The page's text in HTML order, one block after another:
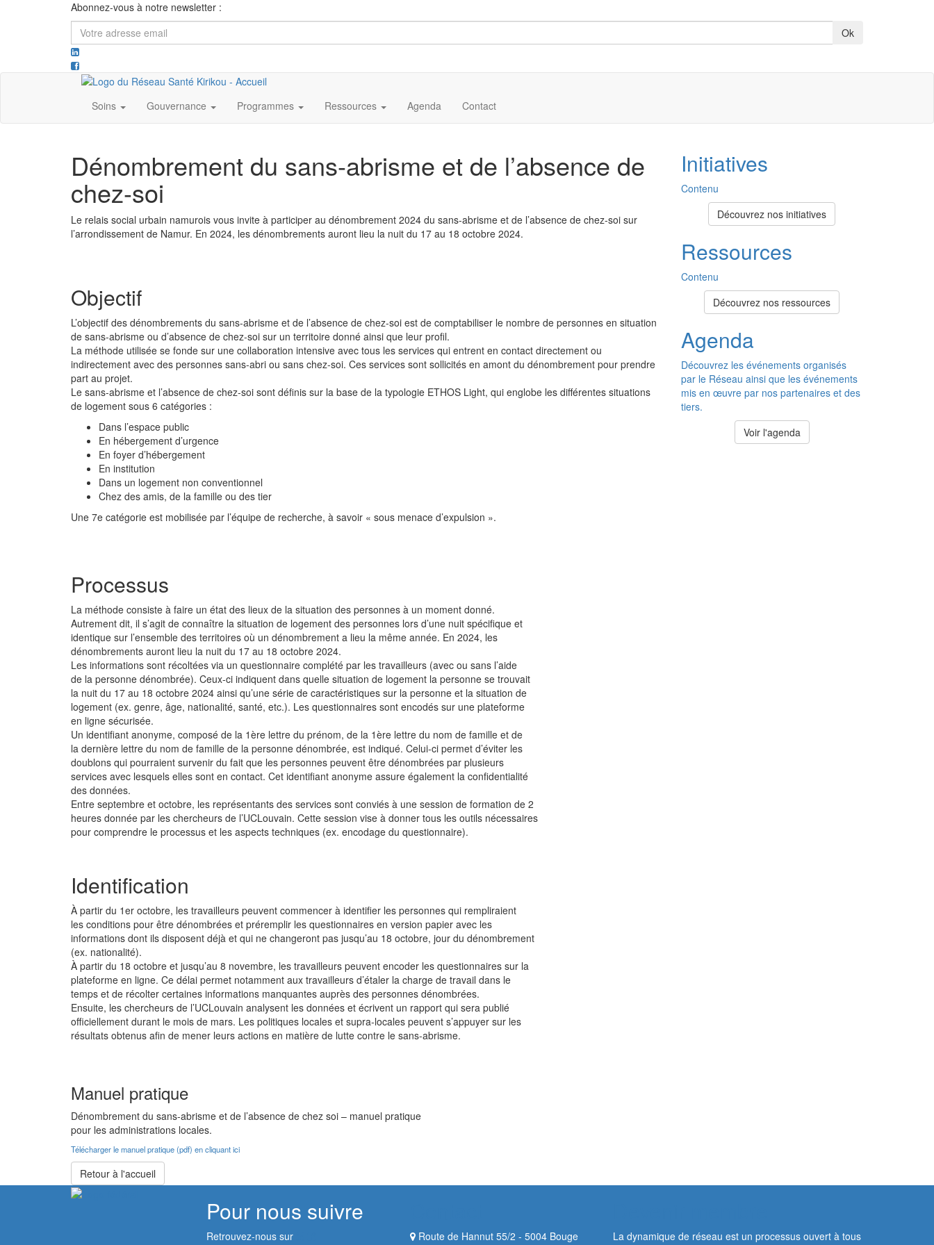
Abonnez-vous à notre newsletter :
Votre
adresse
email
Soins Gouvernance Programmes Ressources Agenda Contact
Dénombrement du sans-abrisme et de l’absence de
chez-soi
Le relais social urbain namurois vous invite à participer au dénombrement 2024 du sans-abrisme et de l’absence de chez-soi sur
l’arrondissement de Namur. En 2024, les dénombrements auront lieu la nuit du 17 au 18 octobre 2024.
Objectif
L’objectif des dénombrements du sans-abrisme et de l’absence de chez-soi est de comptabiliser le nombre de personnes en situation
de sans-abrisme ou d’absence de chez-soi sur un territoire donné ainsi que leur profil.
La méthode utilisée se fonde sur une collaboration intensive avec tous les services qui entrent en contact directement ou
indirectement avec des personnes sans-abri ou sans chez-soi. Ces services sont sollicités en amont du dénombrement pour prendre
part au projet.
Le sans-abrisme et l’absence de chez-soi sont définis sur la base de la typologie ETHOS Light, qui englobe les différentes situations
de logement sous 6 catégories :
Dans l’espace public
En hébergement d’urgence
En foyer d’hébergement
En institution
Dans un logement non conventionnel
Chez des amis, de la famille ou des tier
Une 7e catégorie est mobilisée par l’équipe de recherche, à savoir « sous menace d’expulsion ».
Processus
La méthode consiste à faire un état des lieux de la situation des personnes à un moment donné.
Autrement dit, il s’agit de connaître la situation de logement des personnes lors d’une nuit spécifique et
identique sur l’ensemble des territoires où un dénombrement a lieu la même année. En 2024, les
dénombrements auront lieu la nuit du 17 au 18 octobre 2024.
Les informations sont récoltées via un questionnaire complété par les travailleurs (avec ou sans l’aide
de la personne dénombrée). Ceux-ci indiquent dans quelle situation de logement la personne se trouvait
la nuit du 17 au 18 octobre 2024 ainsi qu’une série de caractéristiques sur la personne et la situation de
logement (ex. genre, âge, nationalité, santé, etc.). Les questionnaires sont encodés sur une plateforme
en ligne sécurisée.
Un identifiant anonyme, composé de la 1ère lettre du prénom, de la 1ère lettre du nom de famille et de
la dernière lettre du nom de famille de la personne dénombrée, est indiqué. Celui-ci permet d’éviter les
doublons qui pourraient survenir du fait que les personnes peuvent être dénombrées par plusieurs
services avec lesquels elles sont en contact. Cet identifiant anonyme assure également la confidentialité
des données.
Entre septembre et octobre, les représentants des services sont conviés à une session de formation de 2
heures donnée par les chercheurs de l’UCLouvain. Cette session vise à donner tous les outils nécessaires
pour comprendre le processus et les aspects techniques (ex. encodage du questionnaire).
Identification
À partir du 1er octobre, les travailleurs peuvent commencer à identifier les personnes qui rempliraient
les conditions pour être dénombrées et préremplir les questionnaires en version papier avec les
informations dont ils disposent déjà et qui ne changeront pas jusqu’au 18 octobre, jour du dénombrement
(ex. nationalité).
À partir du 18 octobre et jusqu’au 8 novembre, les travailleurs peuvent encoder les questionnaires sur la
plateforme en ligne. Ce délai permet notamment aux travailleurs d’étaler la charge de travail dans le
temps et de récolter certaines informations manquantes auprès des personnes dénombrées.
Ensuite, les chercheurs de l’UCLouvain analysent les données et écrivent un rapport qui sera publié
officiellement durant le mois de mars. Les politiques locales et supra-locales peuvent s’appuyer sur les
résultats obtenus afin de mener leurs actions en matière de lutte contre le sans-abrisme.
Manuel pratique
Dénombrement du sans-abrisme et de l’absence de chez soi – manuel pratique
pour les administrations locales.
Télécharger le manuel pratique (pdf) en cliquant ici
Retour à l'accueil
Initiatives
Contenu
Découvrez nos initiatives
Ressources
Contenu
Découvrez nos ressources
Agenda
Découvrez les événements organisés
par le Réseau ainsi que les événements
mis en œuvre par nos partenaires et des
tiers.
Voir l'agenda
Pour nous suivre
Retrouvez-nous sur
Route de Hannut 55/2 - 5004 Bouge
La dynamique de réseau est un processus ouvert à tous